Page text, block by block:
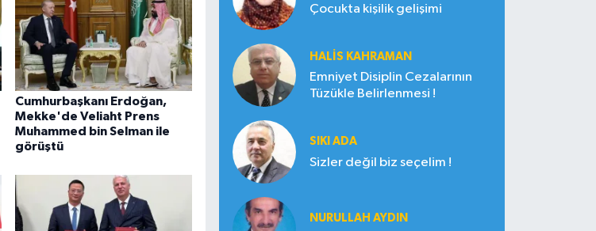
Cumhurbaşkanı Erdoğan,
Mekke'de Veliaht Prens
Muhammed bin Selman ile
görüştü
Çocukta kişilik gelişimi
HALIS KAHRAMAN
Emniyet Disiplin Cezalarının
Tüzükle Belirlenmesi !
SIKI ADA
Sizler değil biz seçelim !
NURULLAH AYDIN